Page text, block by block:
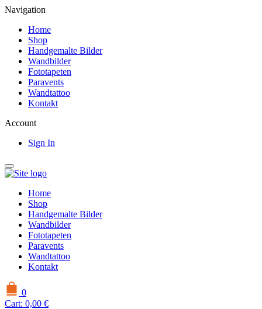
Navigation
Home
Shop
Handgemalte Bilder
Wandbilder
Fototapeten
Paravents
Wandtattoo
Kontakt
Account
Sign In
Home
Shop
Handgemalte Bilder
Wandbilder
Fototapeten
Paravents
Wandtattoo
Kontakt
0
Cart: 0,00 €